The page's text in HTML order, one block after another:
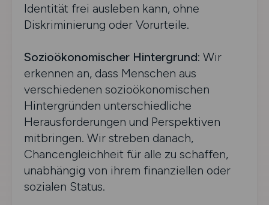
Identität frei ausleben kann, ohne
Diskriminierung oder Vorurteile.
Sozioökonomischer Hintergrund: Wir
erkennen an, dass Menschen aus
verschiedenen sozioökonomischen
Hintergründen unterschiedliche
Herausforderungen und Perspektiven
mitbringen. Wir streben danach,
Chancengleichheit für alle zu schaffen,
unabhängig von ihrem finanziellen oder
sozialen Status.